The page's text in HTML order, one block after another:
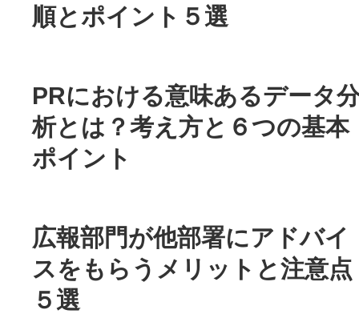
順とポイント５選
PRにおける意味あるデータ
析とは？考え方と６つの基本
ポイント
広報部門が他部署にアドバイ
スをもらうメリットと注意点
５選